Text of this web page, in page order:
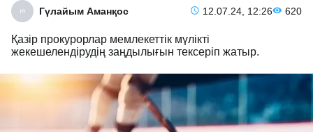
Гүлайым Аманқос 12.07.24, 12:26 620
Қазір прокурорлар мемлекеттік мүлікті
жекешелендірудің заңдылығын тексеріп жатыр.